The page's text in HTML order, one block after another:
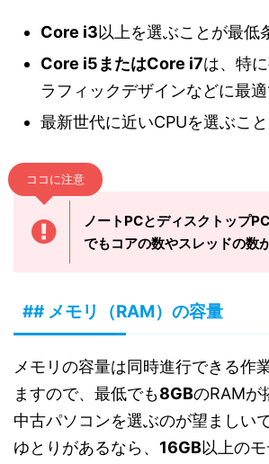
Core i3以上を選ぶことが最低
Core i5またはCore i7は、特
ラフィックデザインなどに最適
最新世代に近いCPUを選ぶこと
ココに注意
ノートPCとディスクトップ
でもコアの数やスレッドの数
## メモリ（RAM）の容量
メモリの容量は同時進行できる作
ますので、最低でも8GBのRAMが
中古パソコンを選ぶのが望ましい
ゆとりがあるなら、 16GB以上の